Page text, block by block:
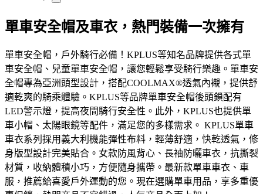
單車安全帽及車衣，熱門裝備一次擁有
單車安全帽，戶外騎行必備！KPLUS等知名品牌提供各式單
車安全帽、兒童單車安全帽，讓您輕鬆享受騎行樂趣。單車安
全帽專為亞洲頭型設計，搭配COOLMAX®透氣內襯，提供舒
適乾爽的騎乘體驗。KPLUS等品牌單車安全帽後頭鎖配有
LED警示燈，提高夜間騎行安全性。此外，KPLUS也提供單
車小帽、太陽眼鏡等配件，滿足您的多樣需求。 KPLUS單車
車衣系列採用義大利機能彈性布料，輕薄舒適，快乾透氣，修
身版型設計完美貼合。女款防風背心、長袖防曬車衣，抗撕裂
材質，收納體積小巧，方便隨身攜帶。最新款單車車衣、車
服，推薦給喜愛戶外運動的您。現在選購單車用品，享多重優